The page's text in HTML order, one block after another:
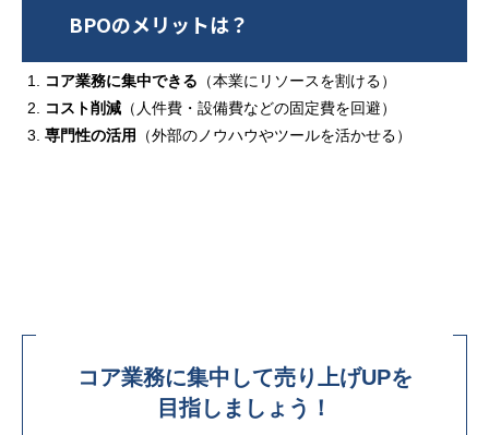
BPOのメリットは？
コア業務に集中できる （本業にリソースを割ける）
コスト削減 （人件費・設備費などの固定費を回避）
専門性の活用
（外部のノウハウやツールを活かせる）
コア業務に集中して売り上げUPを
目指しましょう！